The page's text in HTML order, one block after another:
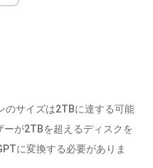
のサイズは2TBに達する可能
が2TBを超えるディスクを
に変換する必要がありま